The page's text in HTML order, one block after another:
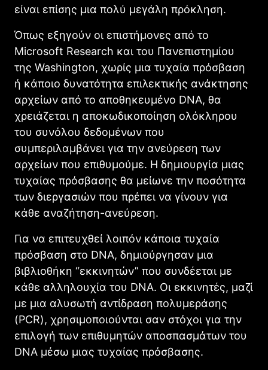
είναι επίσης μια πολύ μεγάλη πρόκληση.
Όπως εξηγούν οι επιστήμονες από το
Microsoft Research και του Πανεπιστημίου
της Washington, χωρίς μια τυχαία πρόσβαση
ή κάποιο δυνατότητα επιλεκτικής ανάκτησης
αρχείων από το αποθηκευμένο DNA, θα
χρειάζεται η αποκωδικοποίηση ολόκληρου
του συνόλου δεδομένων που
συμπεριλαμβάνει για την ανεύρεση των
αρχείων που επιθυμούμε. Η δημιουργία μιας
τυχαίας πρόσβασης θα μείωνε την ποσότητα
των διεργασιών που πρέπει να γίνουν για
κάθε αναζήτηση-ανεύρεση.
Για να επιτευχθεί λοιπόν κάποια τυχαία
πρόσβαση στο DNA, δημιούργησαν μια
βιβλιοθήκη “εκκινητών” που συνδέεται με
κάθε αλληλουχία του DNΑ. Οι εκκινητές, μαζί
με μια αλυσωτή αντίδραση πολυμεράσης
(PCR), χρησιμοποιούνται σαν στόχοι για την
επιλογή των επιθυμητών αποσπασμάτων του
DNA μέσω μιας τυχαίας πρόσβασης.